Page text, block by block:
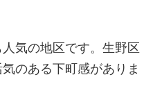
気の地区です。生野区
のある下町感がありま